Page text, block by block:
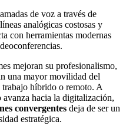
de voz a través de
analógicas costosas y
con herramientas modernas
mejoran su profesionalismo,
una mayor movilidad del
trabajo híbrido o remoto. A
hacia la digitalización,
convergentes deja de ser un
estratégica.